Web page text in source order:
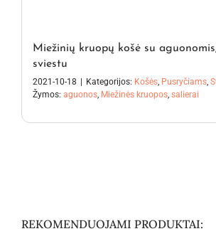
Miežinių kruopų košė su
sviestu
2021-10-18 Kategorijos: Košės, Pusryčiams,
Žymos: aguonos, Miežinės kruopos, salierai
REKOMENDUOJAMI PRODUKTAI: